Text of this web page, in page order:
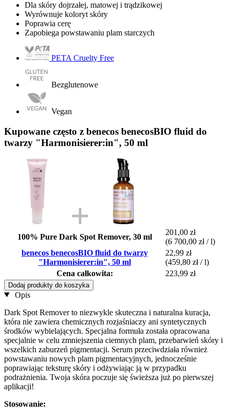
Dla skóry dojrzałej, matowej i trądzikowej
Wyrównuje koloryt skóry
Poprawia cerę
Zapobiega powstawaniu plam starczych
PETA Cruelty Free
Bezglutenowe
Vegan
Kupowane często z benecos benecosBIO fluid do
twarzy "Harmonisierer:in", 50 ml
100% Pure Dark Spot Remover, 30 ml
201,00 zł
(6 700,00 zł / l)
benecos benecosBIO fluid do twarzy
"Harmonisierer:in", 50 ml
22,99 zł
(459,80 zł / l)
Cena całkowita:
223,99 zł
Dodaj produkty do koszyka
Opis
Dark Spot Remover to niezwykle skuteczna i naturalna kuracja,
która nie zawiera chemicznych rozjaśniaczy ani syntetycznych
środków wybielających. Specjalna formuła została opracowana
specjalnie w celu zmniejszenia ciemnych plam, przebarwień skóry i
wszelkich zaburzeń pigmentacji. Serum przeciwdziała również
powstawaniu nowych plam pigmentacyjnych, jednocześnie
poprawiając teksturę skóry i odżywiając ją w przypadku
podrażnienia. Twoja skóra poczuje się świeższa już po pierwszej
aplikacji!
Stosowanie: